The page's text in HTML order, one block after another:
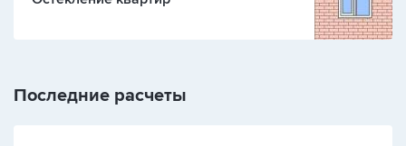
Последние расчеты